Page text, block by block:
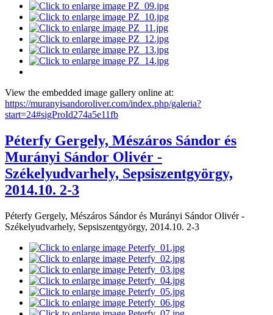
View the embedded image gallery online at:
https://muranyisandoroliver.com/index.php/galeria?
start=24#sigProId274a5e11fb
Péterfy Gergely, Mészáros Sándor és
Murányi Sándor Olivér -
Székelyudvarhely, Sepsiszentgyörgy,
2014.10. 2-3
Péterfy Gergely, Mészáros Sándor és Murányi Sándor Olivér -
Székelyudvarhely, Sepsiszentgyörgy, 2014.10. 2-3